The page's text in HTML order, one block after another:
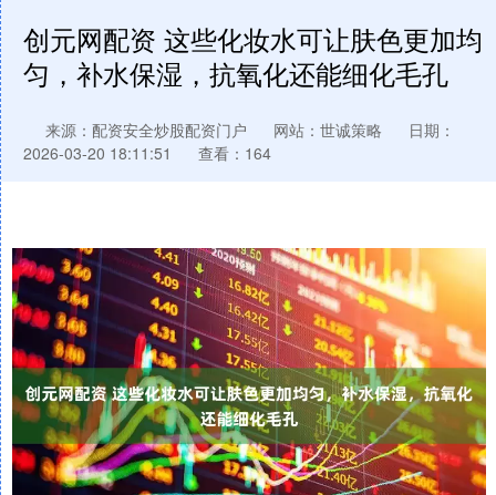
创元网配资 这些化妆水可让肤色更加均
匀，补水保湿，抗氧化还能细化毛孔
来源：配资安全炒股配资门户 网站：世诚策略
日期：
2026-03-20 18:11:51
查看：164